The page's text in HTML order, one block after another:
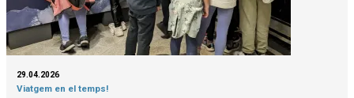
29.04.2026
Viatgem en el temps!